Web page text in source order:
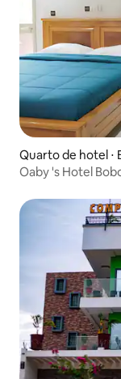
Quarto de hotel ⋅
Oaby 's Hotel